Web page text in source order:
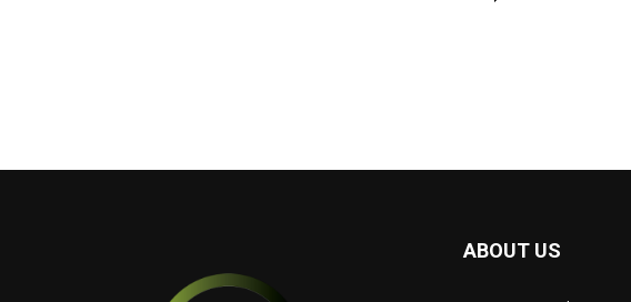
ABOUT US